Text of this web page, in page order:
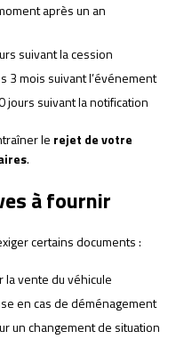
après un an
suivant la cession
3 mois suivant l’événement
jours suivant la notification
le rejet de votre
.
à fournir
certains documents :
la vente du véhicule
en cas de déménagement
un changement de situation